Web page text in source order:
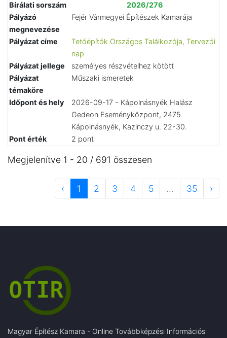
Bírálati sorszám
2026/276
Pályázó
megnevezése
Fejér Vármegyei Építészek Kamarája
Pályázat címe
Tetőépítők Országos Találkozója, Tervezői
nap
Pályázat jellege
személyes részvételhez kötött
Pályázat
témaköre
Műszaki ismeretek
Időpont és hely
2026-09-17 - Kápolnásnyék Halász
Gedeon Eseményközpont, 2475
Kápolnásnyék, Kazinczy u. 22-30.
Pont érték
2 pont
Megjelenítve 1 - 20 / 691 összesen
‹ 1 2 3 4 5 ... 35 ›
Magyar Építész Kamara - Online Továbbképzési Információs